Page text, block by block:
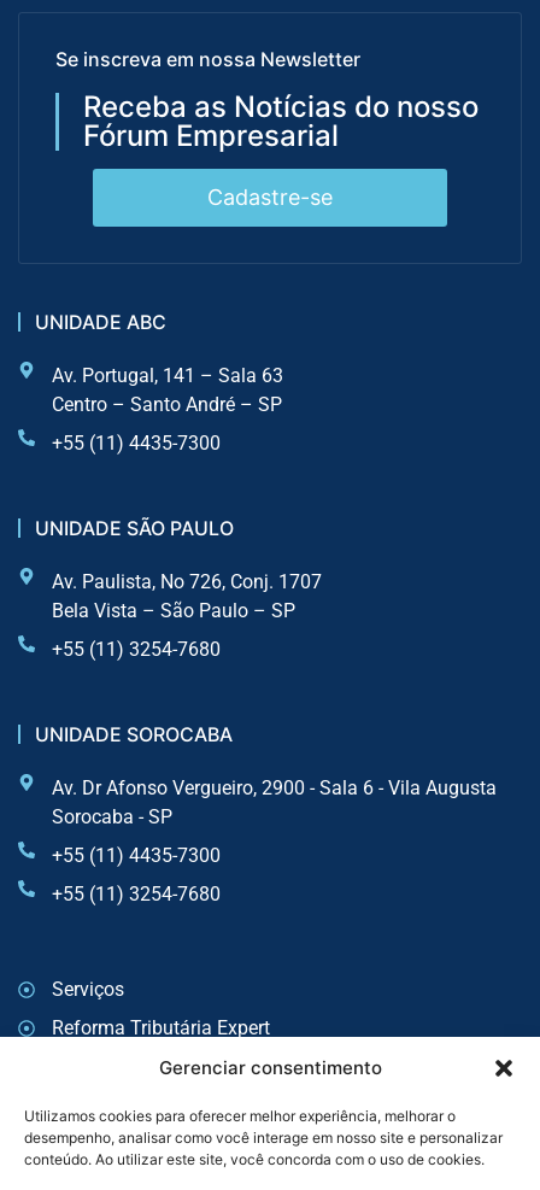
Gerenciar consentimento
Utilizamos cookies para oferecer melhor experiência, melhorar o
desempenho, analisar como você interage em nosso site e personalizar
conteúdo. Ao utilizar este site, você concorda com o uso de cookies.
Se inscreva em nossa Newsletter
Receba as Notícias do nosso
Fórum Empresarial
Cadastre-se
UNIDADE ABC
Av. Portugal, 141 – Sala 63
Centro – Santo André – SP
+55 (11) 4435-7300
UNIDADE SÃO PAULO
Av. Paulista, No 726, Conj. 1707
Bela Vista – São Paulo – SP
+55 (11) 3254-7680
UNIDADE SOROCABA
Av. Dr Afonso Vergueiro, 2900 - Sala 6 - Vila Augusta
Sorocaba - SP
+55 (11) 4435-7300
+55 (11) 3254-7680
Serviços
Reforma Tributária Expert
Consultoria Trabalhista e Previdenciária